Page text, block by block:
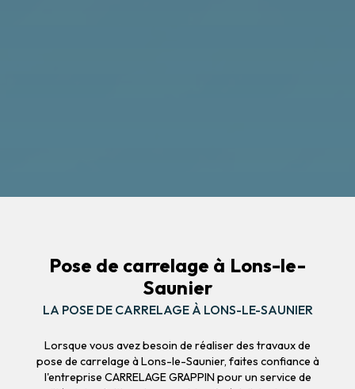
Pose de carrelage à Lons-le-
Saunier
LA POSE DE CARRELAGE À LONS-LE-SAUNIER
Lorsque vous avez besoin de réaliser des travaux de
pose de carrelage à Lons-le-Saunier, faites confiance à
l'entreprise CARRELAGE GRAPPIN pour un service de